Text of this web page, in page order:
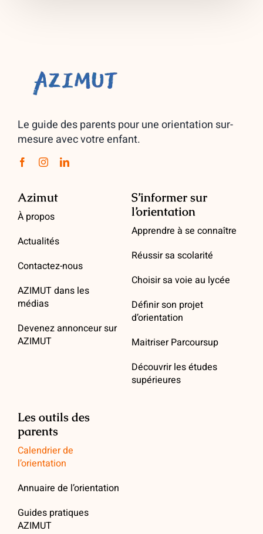
Le guide des parents pour une orientation sur-
mesure avec votre enfant.
Azimut
À propos
Actualités
Contactez-nous
AZIMUT dans les
médias
Devenez annonceur sur
AZIMUT
S’informer sur
l’orientation
Apprendre à se connaître
Réussir sa scolarité
Choisir sa voie au lycée
Définir son projet
d’orientation
Maitriser Parcoursup
Découvrir les études
supérieures
Les outils des
parents
Calendrier de
l’orientation
Annuaire de l’orientation
Guides pratiques
AZIMUT